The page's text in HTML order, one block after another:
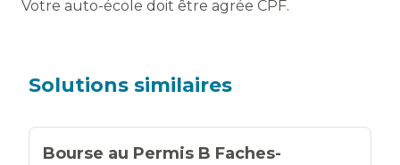
Votre auto-école doit être agrée CPF.
Solutions similaires
Bourse au Permis B Faches-